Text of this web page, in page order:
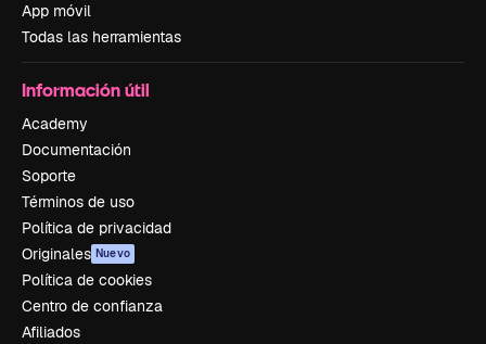
App móvil
Todas las herramientas
Información útil
Academy
Documentación
Soporte
Términos de uso
Política de privacidad
Originales Nuevo
Política de cookies
Centro de confianza
Afiliados